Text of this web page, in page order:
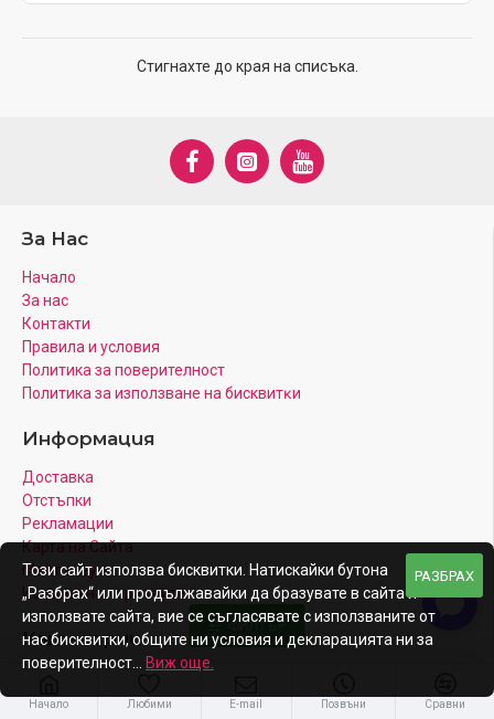
Стигнахте до края на списъка.
За Нас
Начало
За нас
Контакти
Правила и условия
Политика за поверителност
Πoлитика зa изпoлзвaнe нa бисквитĸи
Информация
Доставка
Отстъпки
Рекламации
Карта на Сайта
Моят акаунт
История на поръчките
Категории
Канеколон
Коса на Клипс
Начало Любими E-mail Позвъни Сравни
РАЗБРАХ
Този сайт използва бисквитки. Натискайки бутона
„Разбрах“ или продължавайки да бразувате в сайта и
използвате сайта, вие се съгласявате с използваните от
нас бисквитки, общите ни условия и декларацията ни за
поверителност...
Виж още.
ФИЛТЪР